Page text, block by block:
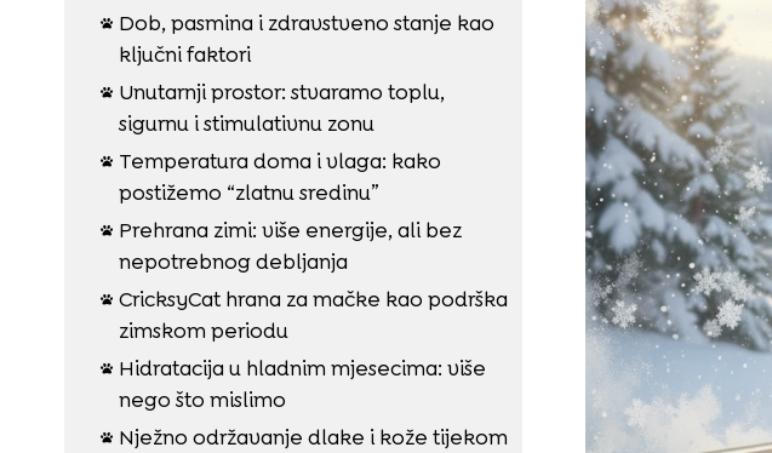

Dob, pasmina i zdravstveno stanje kao
ključni faktori

Unutarnji prostor: stvaramo toplu,
sigurnu i stimulativnu zonu

Temperatura doma i vlaga: kako
postižemo “zlatnu sredinu”

Prehrana zimi: više energije, ali bez
nepotrebnog debljanja
 CricksyCat hrana za mačke kao podrška
zimskom periodu

Hidratacija u hladnim mjesecima: više
nego što mislimo

Nježno održavanje dlake i kože tijekom